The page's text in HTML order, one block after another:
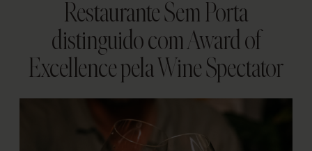
Restaurante Sem Porta
distinguido com Award of
Excellence pela Wine Spectator